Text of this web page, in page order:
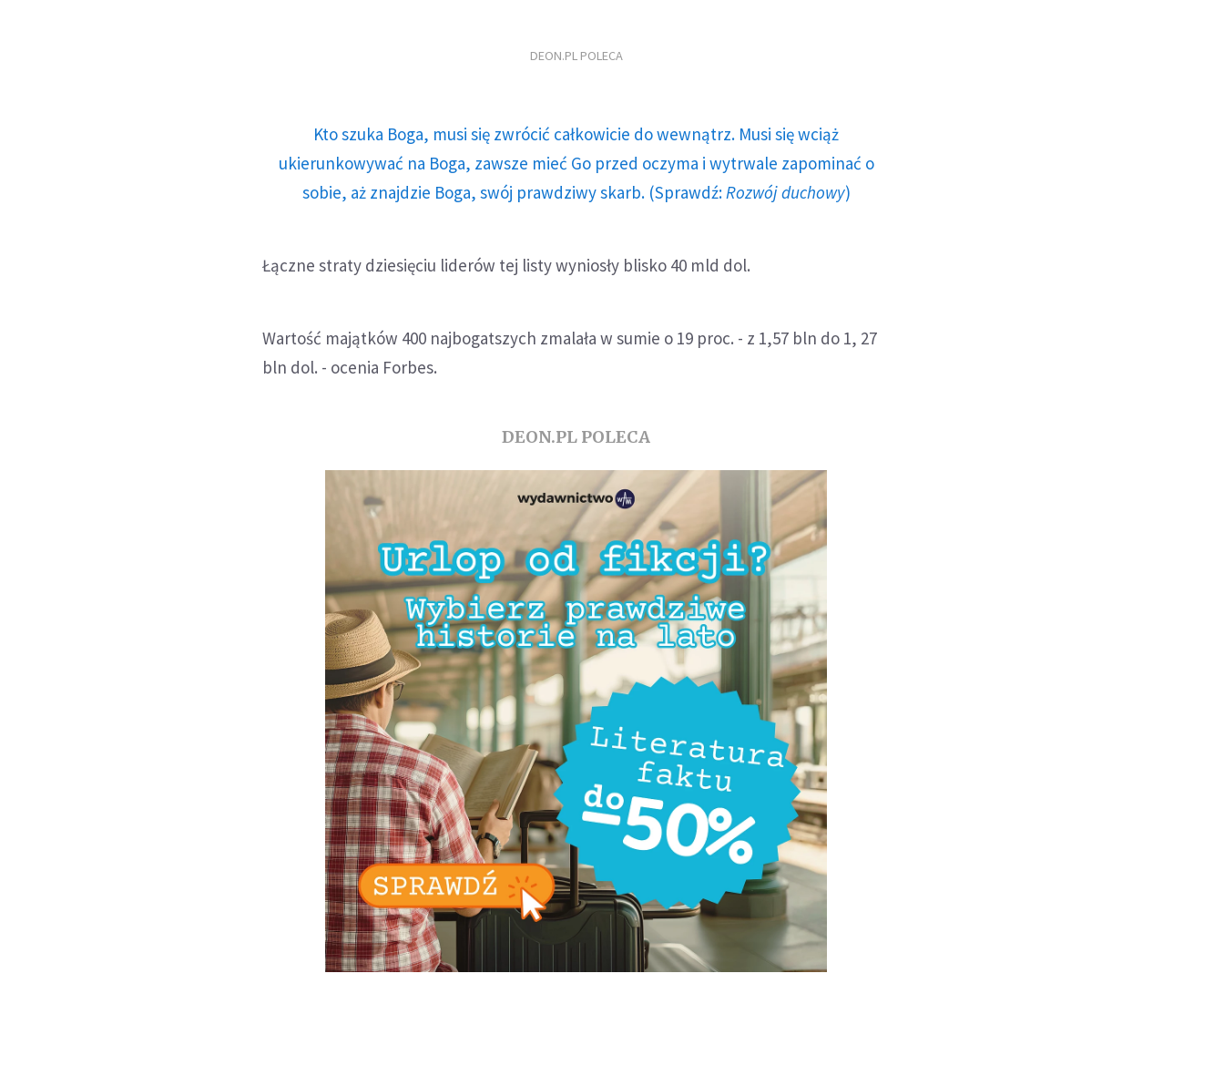
DEON.PL POLECA
Kto szuka Boga, musi się zwrócić całkowicie do wewnątrz. Musi się wciąż
ukierunkowywać na Boga, zawsze mieć Go przed oczyma i wytrwale zapominać o
sobie, aż znajdzie Boga, swój prawdziwy skarb. (Sprawdź: Rozwój duchowy)
Łączne straty dziesięciu liderów tej listy wyniosły blisko 40 mld dol.
Wartość majątków 400 najbogatszych zmalała w sumie o 19 proc. - z 1,57 bln do 1, 27
bln dol. - ocenia Forbes.
DEON.PL POLECA